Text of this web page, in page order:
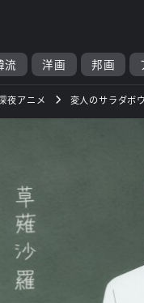
流 洋画 邦画
夜アニメ 変人のサラダボ